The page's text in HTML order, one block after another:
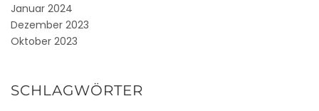
Januar 2024
Dezember 2023
Oktober 2023
SCHLAGWÖRTER